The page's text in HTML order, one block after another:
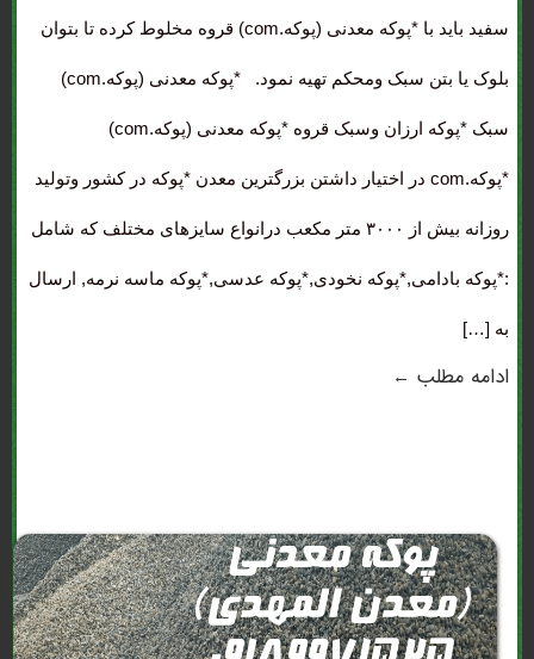
سفید باید با *پوکه معدنی (پوکه.com) قروه مخلوط کرده تا بتوان
بلوک یا بتن سبک ومحکم تهیه نمود. *پوکه معدنی (پوکه.com)
سبک *پوکه ارزان وسبک قروه *پوکه معدنی (پوکه.com)
*پوکه.com در اختیار داشتن بزرگترین معدن *پوکه در کشور وتولید
روزانه بیش از ۳۰۰۰ متر مکعب درانواع سایزهای مختلف که شامل
:*پوکه بادامی,*پوکه نخودی,*پوکه عدسی,*پوکه ماسه نرمه, ارسال
به […]
ادامه مطلب ←